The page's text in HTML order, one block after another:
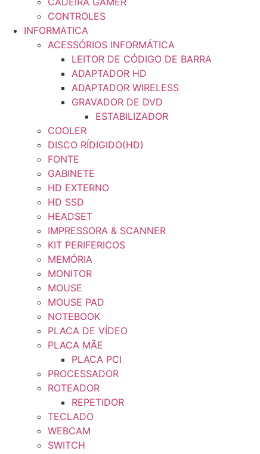
CONTROLES
INFORMATICA
ACESSÓRIOS INFORMÁTICA
LEITOR DE CÓDIGO DE BARRA
ADAPTADOR HD
ADAPTADOR WIRELESS
GRAVADOR DE DVD
ESTABILIZADOR
COOLER
DISCO RÍDIGIDO(HD)
FONTE
GABINETE
HD EXTERNO
HD SSD
HEADSET
IMPRESSORA & SCANNER
KIT PERIFERICOS
MEMÓRIA
MONITOR
MOUSE
MOUSE PAD
NOTEBOOK
PLACA DE VÍDEO
PLACA MÃE
PLACA PCI
PROCESSADOR
ROTEADOR
REPETIDOR
TECLADO
WEBCAM
SWITCH